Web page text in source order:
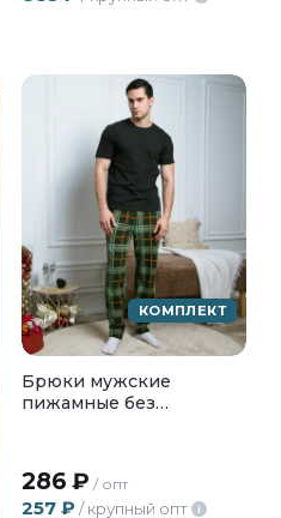
КОМПЛЕКТ
Брюки мужские
пижамные без
286 ₽ / опт
257 ₽ / крупный опт i